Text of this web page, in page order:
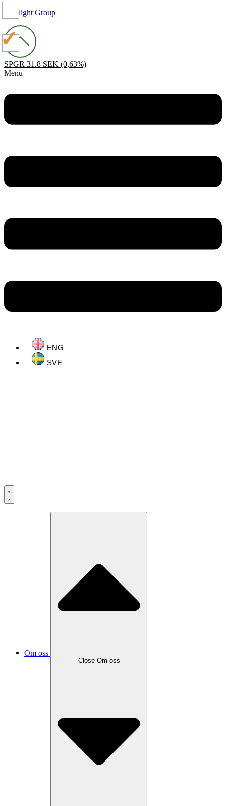
Spotlight Group
SPGR 31.8 SEK (0,63%)
Menu
ENG
SVE
Om oss
Close Om oss